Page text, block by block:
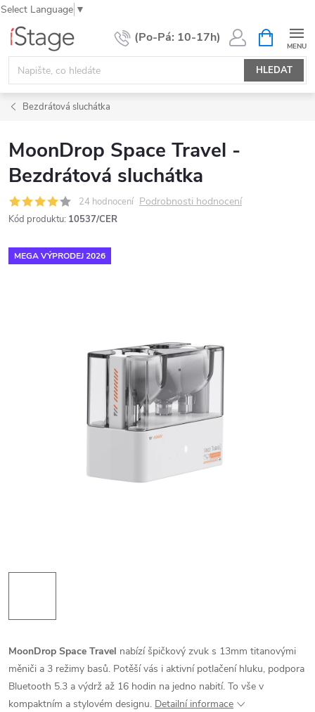
Select Language ▼
Přejít
obsah
HLEDAT
NÁKUPNÍ
KOŠÍK
Bezdrátová sluchátka
MoonDrop Space Travel -
Bezdrátová sluchátka
24 hodnocení Podrobnosti hodnocení
Kód produktu: 10537/CER
MEGA VÝPRODEJ 2026
MoonDrop Space Travel nabízí špičkový zvuk s 13mm titanovými
měniči a 3 režimy basů. Potěší vás i aktivní potlačení hluku, podpora
Bluetooth 5.3 a výdrž až 16 hodin na jedno nabití. To vše v
kompaktním a stylovém designu. Detailní informace